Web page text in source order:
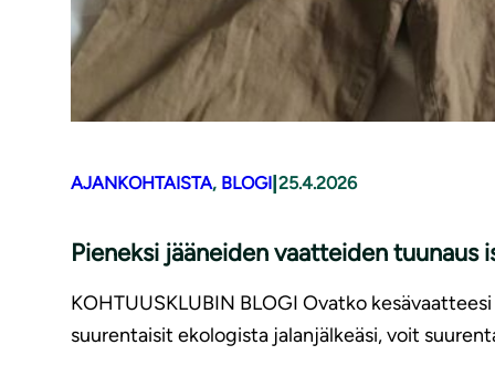
AJANKOHTAISTA, BLOGI|25.4.2026
Pieneksi jääneiden vaatteiden tuunaus
KOHTUUSKLUBIN BLOGI Ovatko
suurentaisit ekologista jalanjälkeäsi, voit